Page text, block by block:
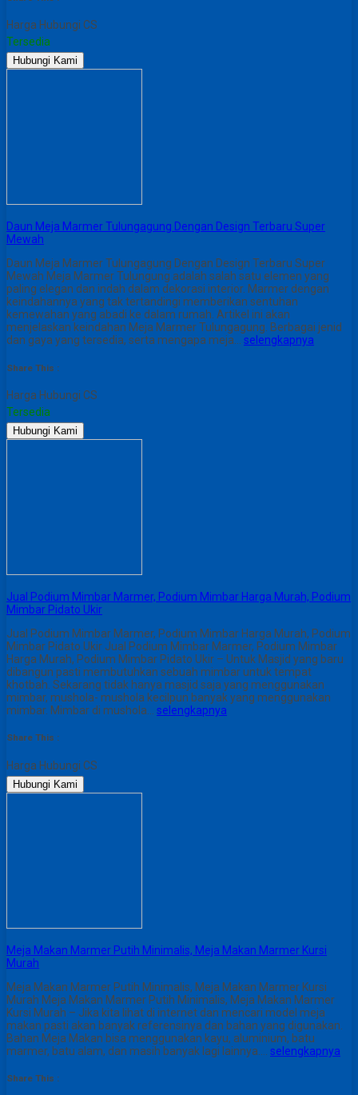
Harga Hubungi CS
Tersedia
Hubungi Kami
Daun Meja Marmer Tulungagung Dengan Design Terbaru Super
Mewah
Daun Meja Marmer Tulungagung Dengan Design Terbaru Super
Mewah Meja Marmer Tulungung adalah salah satu elemen yang
paling elegan dan indah dalam dekorasi interior. Marmer dengan
keindahannya yang tak tertandingi memberikan sentuhan
kemewahan yang abadi ke dalam rumah. Artikel ini akan
menjelaskan keindahan Meja Marmer Tulungagung. Berbagai jenid
dan gaya yang tersedia, serta mengapa meja… selengkapnya
Share This :
Harga Hubungi CS
Tersedia
Hubungi Kami
Jual Podium Mimbar Marmer, Podium Mimbar Harga Murah, Podium
Mimbar Pidato Ukir
Jual Podium Mimbar Marmer, Podium Mimbar Harga Murah, Podium
Mimbar Pidato Ukir Jual Podium Mimbar Marmer, Podium Mimbar
Harga Murah, Podium Mimbar Pidato Ukir – Untuk Masjid yang baru
dibangun pasti membutuhkan sebuah mimbar untuk tempat
khotbah. Sekarang tidak hanya masjid saja yang menggunakan
mimbar, mushola- mushola kecilpun banyak yang menggunakan
mimbar. Mimbar di mushola… selengkapnya
Share This :
Harga Hubungi CS
Hubungi Kami
Meja Makan Marmer Putih Minimalis, Meja Makan Marmer Kursi
Murah
Meja Makan Marmer Putih Minimalis, Meja Makan Marmer Kursi
Murah Meja Makan Marmer Putih Minimalis, Meja Makan Marmer
Kursi Murah – Jika kita lihat di internet dan mencari model meja
makan pasti akan banyak referensinya dan bahan yang digunakan.
Bahan Meja Makan bisa menggunakan kayu, aluminium, batu
marmer, batu alam, dan masih banyak lagi lainnya…. selengkapnya
Share This :